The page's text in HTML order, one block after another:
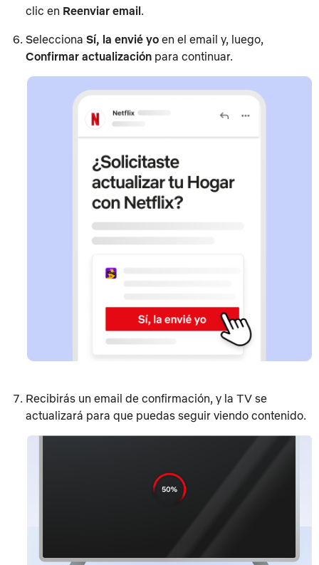
clic en Reenviar email.
Selecciona Sí, la envié yo en el email y, luego,
Confirmar actualización para continuar.
Recibirás un email de confirmación, y la TV se
actualizará para que puedas seguir viendo contenido.